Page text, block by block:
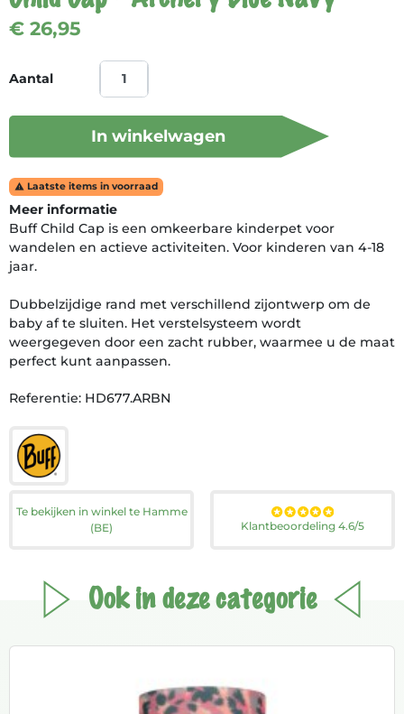
€ 26,95
Aantal
In winkelwagen
 Laatste items in voorraad
Meer informatie
Buff Child Cap is een omkeerbare kinderpet voor
wandelen en actieve activiteiten. Voor kinderen van 4-18
jaar.
Dubbelzijdige rand met verschillend zijontwerp om de
baby af te sluiten. Het verstelsysteem wordt
weergegeven door een zacht rubber, waarmee u de maat
perfect kunt aanpassen.
Referentie: HD677.ARBN
Te bekijken in winkel te Hamme
(BE)
Klantbeoordeling 4.6/5
Ook in deze categorie